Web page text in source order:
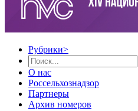
Рубрики>
О нас
Россельхознадзор
Партнеры
Архив номеров